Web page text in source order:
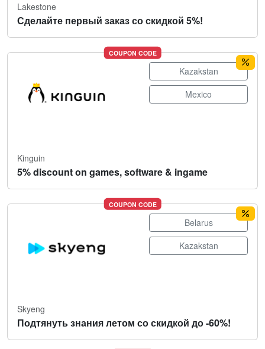
Lakestone
Сделайте первый заказ со скидкой 5%!
COUPON CODE
Kazakstan
Mexico
Kinguin
5% discount on games, software & ingame
COUPON CODE
Belarus
Kazakstan
Skyeng
Подтянуть знания летом со скидкой до -60%!